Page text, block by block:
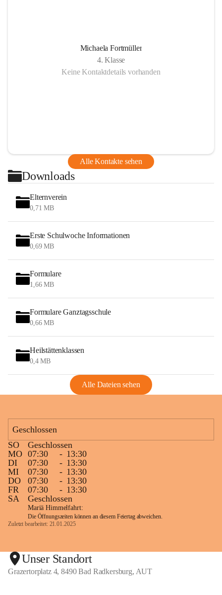
Michaela Fortmüller
4. Klasse
Keine Kontaktdetails vorhanden
Alle Kontakte sehen
Downloads
Elternverein
0,71 MB
Erste Schulwoche Informationen
0,69 MB
Formulare
1,66 MB
Formulare Ganztagsschule
0,66 MB
Heilstättenklassen
0,4 MB
Alle Dateien sehen
Geschlossen
SO
Geschlossen
MO 07:30 - 13:30
DI
07:30 - 13:30
MI
07:30 - 13:30
DO
07:30 - 13:30
FR
07:30 - 13:30
SA
Geschlossen
Mariä Himmelfahrt:
Die Öffnungszeiten können an diesem Feiertag abweichen.
Zuletzt bearbeitet: 21.01.2025
Unser Standort
Grazertorplatz 4, 8490 Bad Radkersburg, AUT